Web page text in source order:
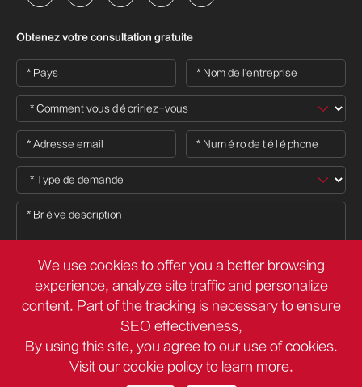
Obtenez votre consultation gratuite
Droit d'auteur ©Deli Group Co.,Ltd.Tous droits réservés.
We use cookies to offer you a better browsing
experience, analyze site traffic and personalize
content. Part of the tracking is necessary to ensure
SEO effectiveness,
By using this site, you agree to our use of cookies.
Visit our cookie policyto learn more.